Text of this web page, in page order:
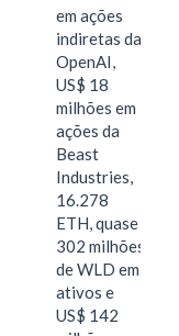
em ações
indiretas da
OpenAI,
US$ 18
milhões em
ações da
Beast
Industries,
16.278
ETH, quase
302 milhões
de WLD em
ativos e
US$ 142